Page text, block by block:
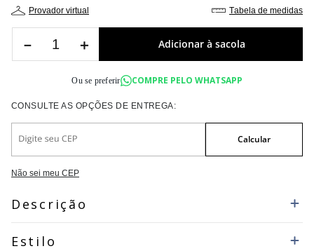
provador virtual tabela de medidas
＋
－
Ou se preferir COMPRE PELO WHATSAPP
Não sei meu CEP
Descrição
Estilo